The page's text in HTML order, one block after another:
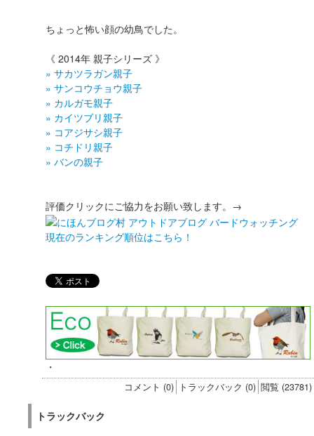
ちょっと怖い顔の幼鳥でした。
《 2014年 親子シリーズ 》
» サカツラガン親子
» サンコウチョウ親子
» カルガモ親子
» カイツブリ親子
» コアジサシ親子
» コチドリ親子
» バンの親子
評価クリックにご協力をお願い致します。→
現在のランキング順位はこちら！
・
コメント (0) トラックバック (0) 閲覧 (23781)
トラックバック